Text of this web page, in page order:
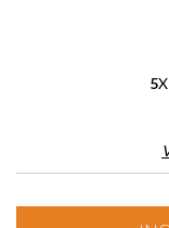
5